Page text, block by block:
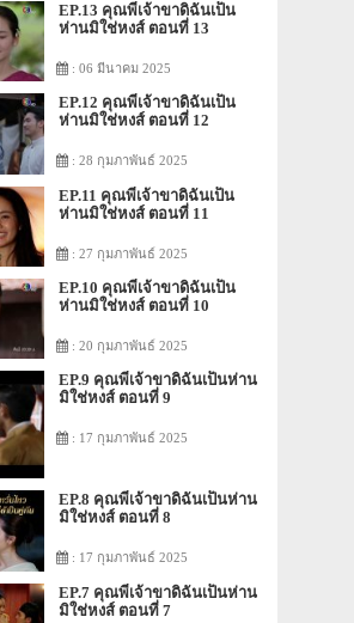
EP.13 คุณพี่เจ้าขาดิฉันเป็น
ห่านมิใช่หงส์ ตอนที่ 13
: 06 มีนาคม 2025
EP.12 คุณพี่เจ้าขาดิฉันเป็น
ห่านมิใช่หงส์ ตอนที่ 12
: 28 กุมภาพันธ์ 2025
EP.11 คุณพี่เจ้าขาดิฉันเป็น
ห่านมิใช่หงส์ ตอนที่ 11
: 27 กุมภาพันธ์ 2025
EP.10 คุณพี่เจ้าขาดิฉันเป็น
ห่านมิใช่หงส์ ตอนที่ 10
: 20 กุมภาพันธ์ 2025
EP.9 คุณพี่เจ้าขาดิฉันเป็นห่าน
มิใช่หงส์ ตอนที่ 9
: 17 กุมภาพันธ์ 2025
EP.8 คุณพี่เจ้าขาดิฉันเป็นห่าน
มิใช่หงส์ ตอนที่ 8
: 17 กุมภาพันธ์ 2025
EP.7 คุณพี่เจ้าขาดิฉันเป็นห่าน
มิใช่หงส์ ตอนที่ 7